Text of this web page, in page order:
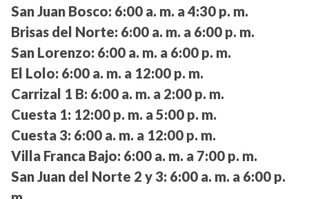
San Juan Bosco: 6:00 a. m. a 4:30 p. m.
Brisas del Norte: 6:00 a. m. a 6:00 p. m.
San Lorenzo: 6:00 a. m. a 6:00 p. m.
El Lolo: 6:00 a. m. a 12:00 p. m.
Carrizal 1 B: 6:00 a. m. a 2:00 p. m.
Cuesta 1: 12:00 p. m. a 5:00 p. m.
Cuesta 3: 6:00 a. m. a 12:00 p. m.
Villa Franca Bajo: 6:00 a. m. a 7:00 p. m.
San Juan del Norte 2 y 3: 6:00 a. m. a 6:00 p.